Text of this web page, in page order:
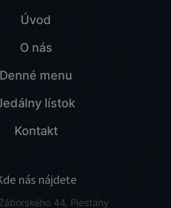
Úvod
O nás
Denné menu
lístok
Kontakt
nás nájdete
44, Piestany